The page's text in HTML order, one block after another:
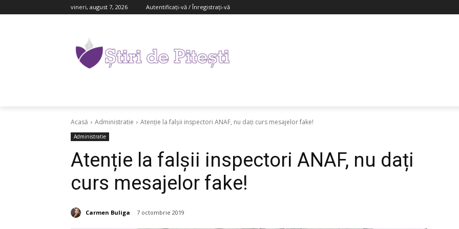
vineri, august 7, 2026 Autentificați-vă / Înregistrați-vă
Acasă Administratie Atenție la falșii inspectori ANAF, nu dați curs mesajelor fake!
Administratie
Atenție la falșii inspectori ANAF, nu dați
curs mesajelor fake!
Carmen Buliga 7 octombrie 2019